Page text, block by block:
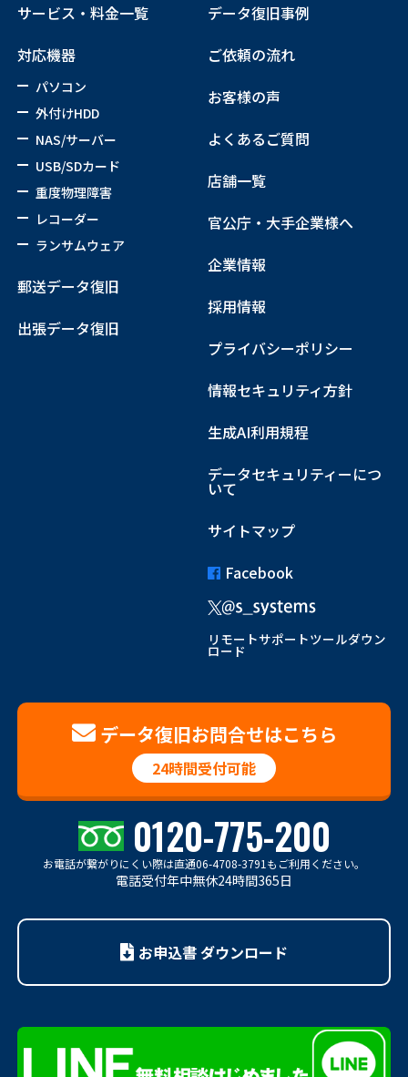
サービス・料金一覧
対応機器
パソコン
外付けHDD
NAS/サーバー
USB/SDカード
重度物理障害
レコーダー
ランサムウェア
郵送データ復旧
出張データ復旧
データ復旧事例
ご依頼の流れ
お客様の声
よくあるご質問
店舗一覧
官公庁・大手企業様へ
企業情報
採用情報
プライバシーポリシー
情報セキュリティ方針
生成AI利用規程
データセキュリティーにつ
いて
サイトマップ
Facebook
リモートサポートツールダウン
ロード
データ復旧お問合せはこちら
24時間受付可能
0120-775-200
お電話が繋がりにくい際は直通06-4708-3791もご利用ください。
電話受付年中無休24時間365日
お申込書 ダウンロード